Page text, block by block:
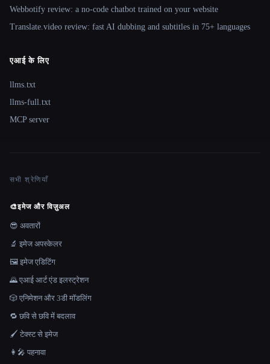
Webbotify review: a no-code chatbot trained on your website
Translate.video review: fast AI dubbing and subtitles in 75+ languages
एआई के लिए
llms.txt
llms-full.txt
MCP server
सभी श्रेणियाँ
🎨इमेज और विज़ुअल
😎 अवतारों
🔬 इमेज अपस्केलर
🖼️ इमेज एडिटिंग
🌄 एआई आर्ट एंड इलस्ट्रेशन
🎲 एनिमेशन और 3डी मॉडलिंग
🔁 छवि से छवि में बदलाव
🖌️ टेक्स्ट से इमेज
👩‍🎤 पहनावा